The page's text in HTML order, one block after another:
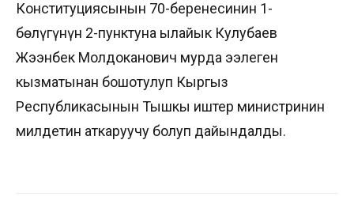
Конституциясынын 70-беренесинин 1-
бөлүгүнүн 2-пунктуна ылайык Кулубаев
Жээнбек Молдоканович мурда ээлеген
кызматынан бошотулуп Кыргыз
Республикасынын Тышкы иштер министринин
милдетин аткаруучу болуп дайындалды.